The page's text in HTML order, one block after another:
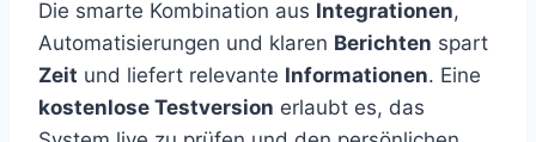
Die smarte Kombination aus Integrationen,
Automatisierungen und klaren Berichten spart
Zeit und liefert relevante Informationen. Eine
kostenlose Testversion erlaubt es, das